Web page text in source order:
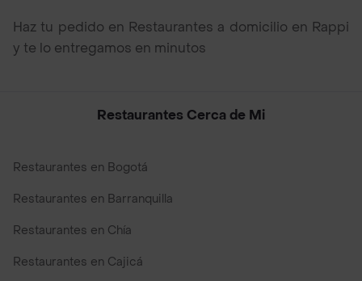
Haz tu pedido en Restaurantes a domicilio en Rappi
y te lo entregamos en minutos
Restaurantes Cerca de Mi
Restaurantes en Bogotá
Restaurantes en Barranquilla
Restaurantes en Chía
Restaurantes en Cajicá